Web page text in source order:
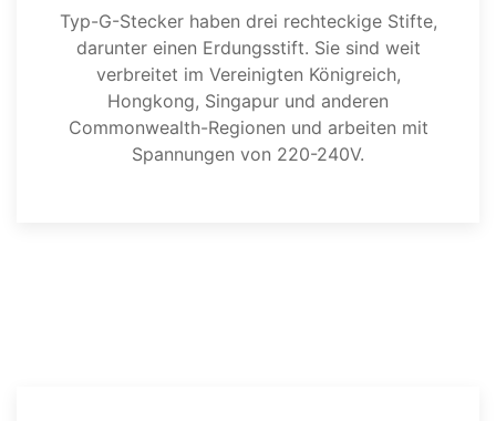
Typ-G-Stecker haben drei rechteckige Stifte,
darunter einen Erdungsstift. Sie sind weit
verbreitet im Vereinigten Königreich,
Hongkong, Singapur und anderen
Commonwealth-Regionen und arbeiten mit
Spannungen von 220-240V.